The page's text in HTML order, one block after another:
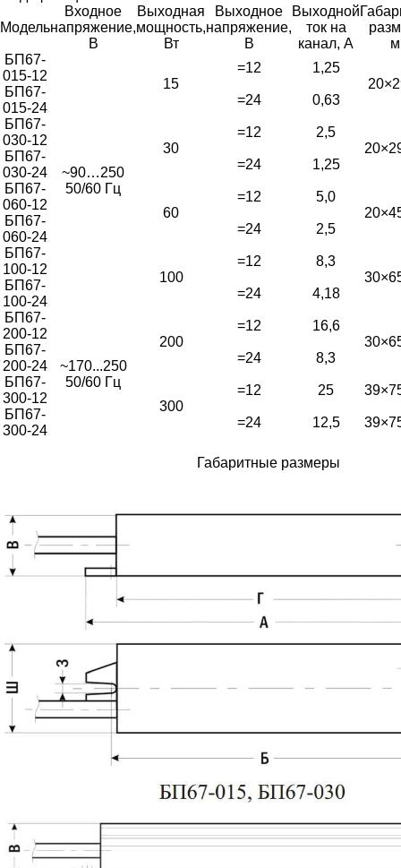
Модель
Входное
напряжение,
В
Выходная
мощность,
Вт
Выходное
напряжение,
В
Выходной
ток на
канал, А
БП67-
015-12
~90…250
50/60 Гц
15
=12
1,25
БП67-
015-24
=24
0,63
БП67-
030-12
30
=12
2,5
БП67-
030-24
=24
1,25
БП67-
060-12
60
=12
5,0
БП67-
060-24
=24
2,5
БП67-
100-12
100
=12
8,3
БП67-
100-24
=24
4,18
БП67-
200-12
~170...250
50/60 Гц
200
=12
16,6
БП67-
200-24
=24
8,3
БП67-
300-12
300
=12 25
БП67-
300-24
=24 12,5
Габаритные размеры